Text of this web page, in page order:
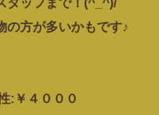
タッフまで！(^_^)/
方が多いかもです♪
:￥４０００